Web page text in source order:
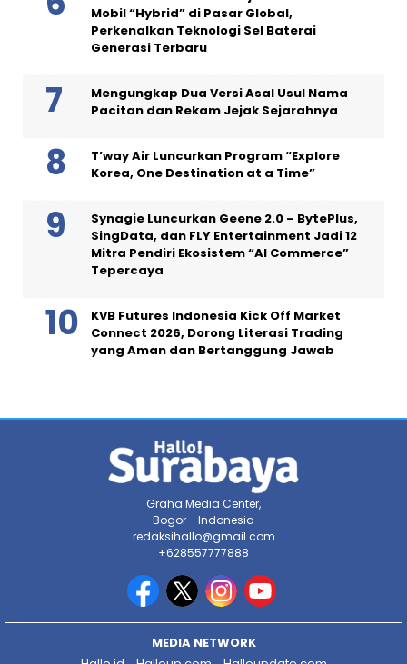
Mobil “Hybrid” di Pasar Global,
Perkenalkan Teknologi Sel Baterai
Generasi Terbaru
Mengungkap Dua Versi Asal Usul Nama
Pacitan dan Rekam Jejak Sejarahnya
T’way Air Luncurkan Program “Explore
Korea, One Destination at a Time”
Synagie Luncurkan Geene 2.0 – BytePlus,
SingData, dan FLY Entertainment Jadi 12
Mitra Pendiri Ekosistem “AI Commerce”
Tepercaya
KVB Futures Indonesia Kick Off Market
Connect 2026, Dorong Literasi Trading
yang Aman dan Bertanggung Jawab
Graha Media Center,
Bogor - Indonesia
redaksihallo@gmail.com
+628557777888
MEDIA NETWORK